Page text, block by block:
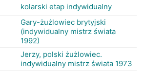
kolarski etap indywidualny
Gary-żużlowiec brytyjski
(indywidualny mistrz świata
1992)
Jerzy, polski żużlowiec.
indywidualny mistrz świata 1973